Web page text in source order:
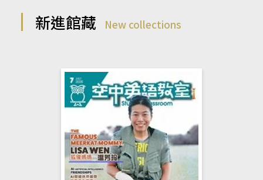
新進館藏 New collections